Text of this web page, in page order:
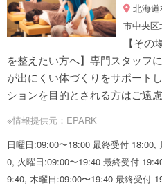
北海
市中央区
【そ
を整えたい方へ】専門スタッフ
が出にくい体づくりをサポート
ションを目的とされる方はご遠慮
※情報提供元：EPARK
日曜日:09:00〜18:00 最終受付
0, 火曜日:09:00〜19:40 最終受付
9:40, 木曜日:09:00〜19:40 最終受付